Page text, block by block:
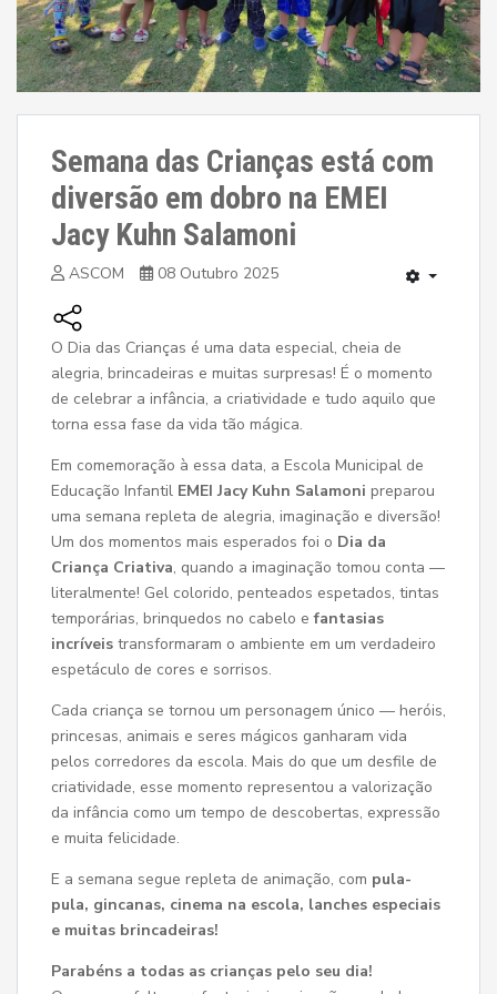
Semana das Crianças está com
diversão em dobro na EMEI
Jacy Kuhn Salamoni
ASCOM 08 Outubro 2025
O Dia das Crianças é uma data especial, cheia de
alegria, brincadeiras e muitas surpresas! É o momento
de celebrar a infância, a criatividade e tudo aquilo que
torna essa fase da vida tão mágica.
Em comemoração à essa data, a Escola Municipal de
Educação Infantil EMEI Jacy Kuhn Salamoni preparou
uma semana repleta de alegria, imaginação e diversão!
Um dos momentos mais esperados foi o Dia da
Criança Criativa, quando a imaginação tomou conta —
literalmente! Gel colorido, penteados espetados, tintas
temporárias, brinquedos no cabelo efantasias
incríveis transformaram o ambiente em um verdadeiro
espetáculo de cores e sorrisos.
Cada criança se tornou um personagem único — heróis,
princesas, animais e seres mágicos ganharam vida
pelos corredores da escola. Mais do que um desfile de
criatividade, esse momento representou a valorização
da infância como um tempo de descobertas, expressão
e muita felicidade.
E a semana segue repleta de animação, com pula-
pula, gincanas, cinema na escola, lanches especiais
e muitas brincadeiras!
Parabéns a todas as crianças pelo seu dia!